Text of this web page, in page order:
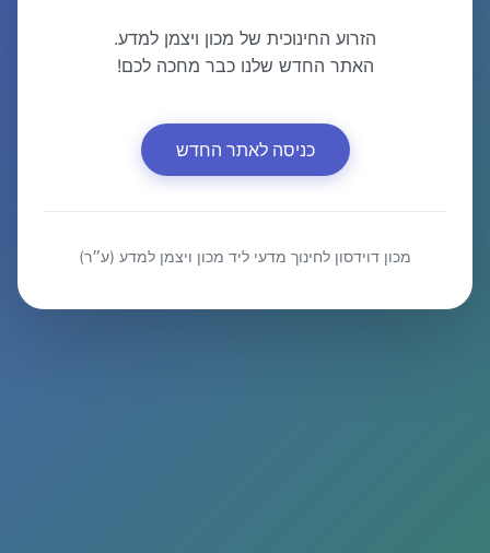
הזרוע החינוכית של מכון ויצמן למדע.
האתר החדש שלנו כבר מחכה לכם!
כניסה לאתר החדש
מכון דוידסון לחינוך מדעי ליד מכון ויצמן למדע (ע״ר)